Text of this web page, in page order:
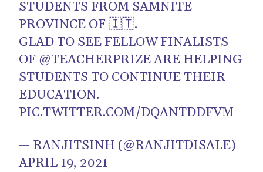
STUDENTS FROM SAMNITE
PROVINCE OF 🇮🇹.
GLAD TO SEE FELLOW FINALISTS
OF @TEACHERPRIZEARE HELPING
STUDENTS TO CONTINUE THEIR
EDUCATION.
PIC.TWITTER.COM/DQANTDDFVM
— RANJITSINH (@RANJITDISALE)
APRIL 19, 2021